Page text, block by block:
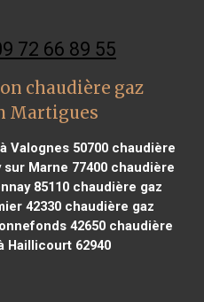
72 66 89 55
chaudière gaz
Martigues
Valognes 50700 chaudière
Marne 77400chaudière
85110 chaudière gaz
42330 chaudière gaz
42650 chaudière
Haillicourt 62940